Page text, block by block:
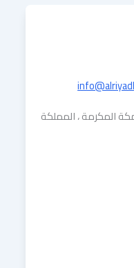
المكرمة ، المملكة